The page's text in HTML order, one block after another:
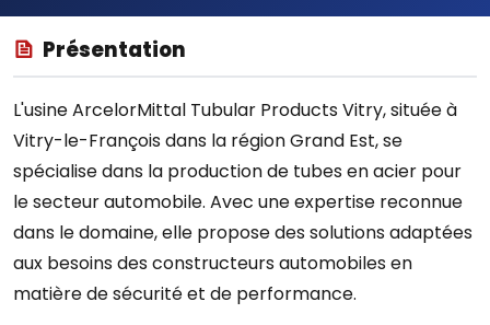
Présentation
L'usine ArcelorMittal Tubular Products Vitry, située à
Vitry-le-François dans la région Grand Est, se
spécialise dans la production de tubes en acier pour
le secteur automobile. Avec une expertise reconnue
dans le domaine, elle propose des solutions adaptées
aux besoins des constructeurs automobiles en
matière de sécurité et de performance.